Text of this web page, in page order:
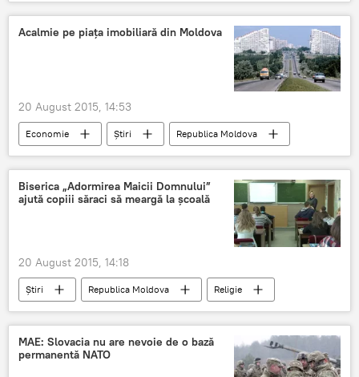
Grecia Parlament
creditori
alegeri anticipate
Acalmie pe piața imobiliară din Moldova
20 August 2015, 14:53
Economie Știri
Republica Moldova
Chișinău
apartamente
preț
scădere
Biserica „Adormirea Maicii Domnului”
ajută copiii săraci să meargă la școală
20 August 2015, 14:18
Știri Republica Moldova
Religie
Modova
elevi
şcoală
Biserica Adormirea Maicii Domnului
copii săraci
MAE: Slovacia nu are nevoie de o bază
permanentă NATO